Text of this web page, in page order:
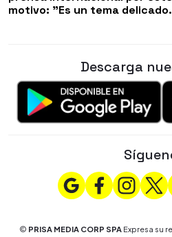
motivo: "Es un tema
Descarga
© PRISA MEDIA CORP SPAExpresa su